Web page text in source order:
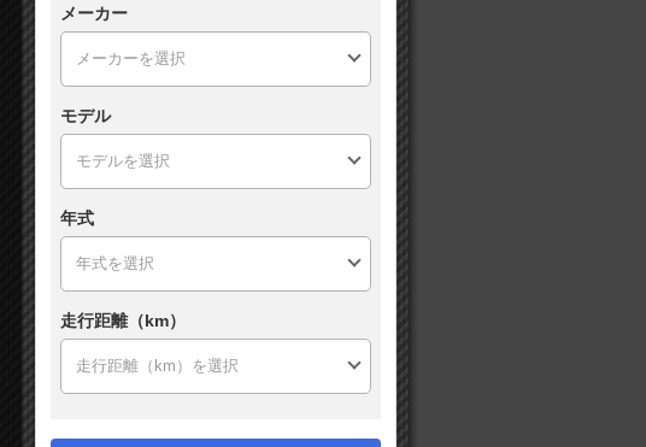
メーカー
モデル
年式
走行距離（km）